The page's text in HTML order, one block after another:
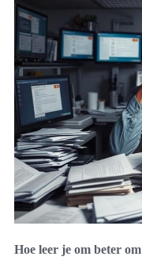
Hoe leer je om beter